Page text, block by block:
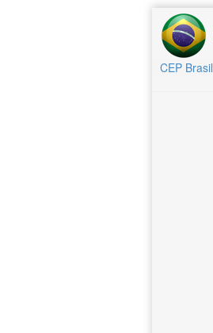
CEP Brasil